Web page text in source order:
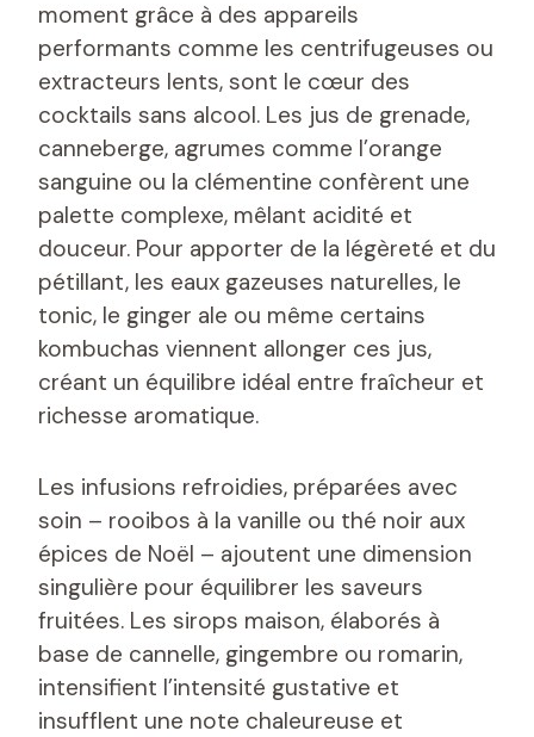
moment grâce à des appareils
performants comme les centrifugeuses ou
extracteurs lents, sont le cœur des
cocktails sans alcool. Les jus de grenade,
canneberge, agrumes comme l’orange
sanguine ou la clémentine confèrent une
palette complexe, mêlant acidité et
douceur. Pour apporter de la légèreté et du
pétillant, les eaux gazeuses naturelles, le
tonic, le ginger ale ou même certains
kombuchas viennent allonger ces jus,
créant un équilibre idéal entre fraîcheur et
richesse aromatique.
Les infusions refroidies, préparées avec
soin – rooibos à la vanille ou thé noir aux
épices de Noël – ajoutent une dimension
singulière pour équilibrer les saveurs
fruitées. Les sirops maison, élaborés à
base de cannelle, gingembre ou romarin,
intensifient l’intensité gustative et
insufflent une note chaleureuse et